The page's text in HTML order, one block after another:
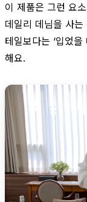
이 제품은 그런 요
데일리 데님을 사
테일보다는 ‘입었
해요.